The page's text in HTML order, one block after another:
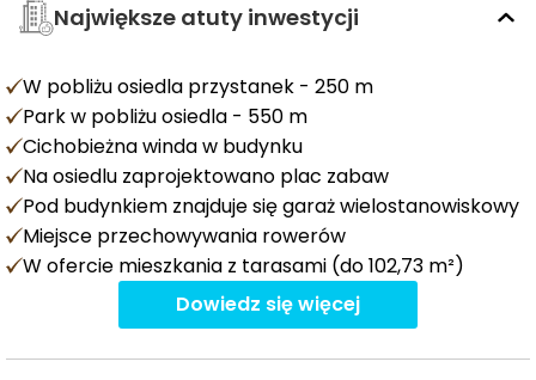
Największe atuty inwestycji
W pobliżu osiedla przystanek - 250 m
Park w pobliżu osiedla - 550 m
Cichobieżna winda w budynku
Na osiedlu zaprojektowano plac zabaw
Pod budynkiem znajduje się garaż wielostanowiskowy
Miejsce przechowywania rowerów
W ofercie mieszkania z tarasami (do 102,73 m²)
Dowiedz się więcej